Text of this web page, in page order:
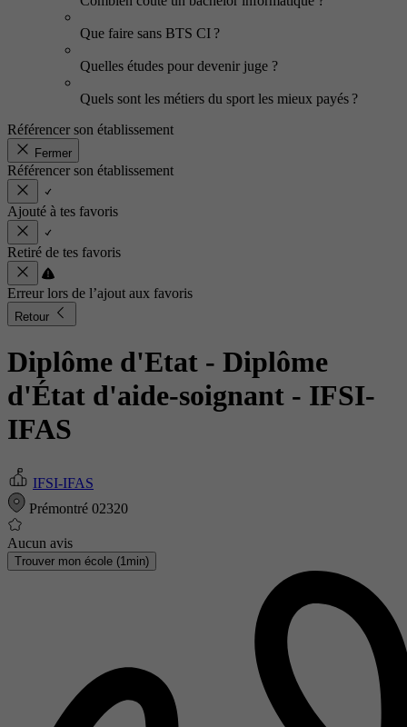
Que faire sans BTS CI ?
Quelles études pour devenir juge ?
Quels sont les métiers du sport les mieux payés ?
Référencer son établissement
Fermer
Référencer son établissement
Ajouté à tes favoris
Retiré de tes favoris
Erreur lors de l’ajout aux favoris
Retour
Diplôme d'Etat - Diplôme
d'État d'aide-soignant - IFSI-
IFAS
IFSI-IFAS
Prémontré 02320
Aucun avis
Trouver mon école (1min)